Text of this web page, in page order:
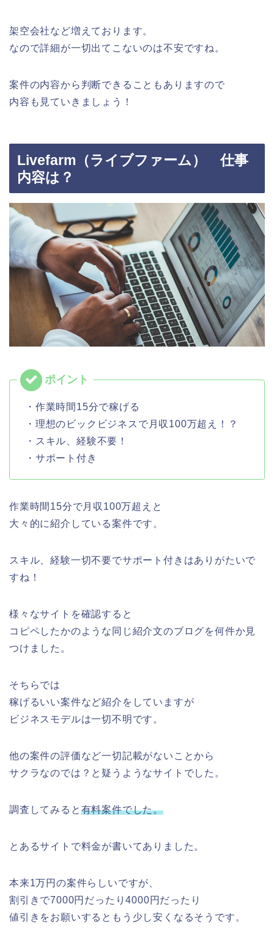
架空会社など増えております。
なので詳細が一切出てこないのは不安ですね。
案件の内容から判断できることもありますので
内容も見ていきましょう！
Livefarm（ライブファーム） 仕事
内容は？
・作業時間15分で稼げる
・理想のビックビジネスで月収100万超え！？
・スキル、経験不要！
・サポート付き
作業時間15分で月収100万超えと
大々的に紹介している案件です。
スキル、経験一切不要でサポート付きはありがたいで
すね！
様々なサイトを確認すると
コピペしたかのような同じ紹介文のブログを何件か見
つけました。
そちらでは
稼げるいい案件など紹介をしていますが
ビジネスモデルは一切不明です。
他の案件の評価など一切記載がないことから
サクラなのでは？と疑うようなサイトでした。
調査してみると 有料案件でした。
とあるサイトで料金が書いてありました。
本来1万円の案件らしいですが、
割引きで7000円だったり4000円だったり
値引きをお願いするともう少し安くなるそうです。